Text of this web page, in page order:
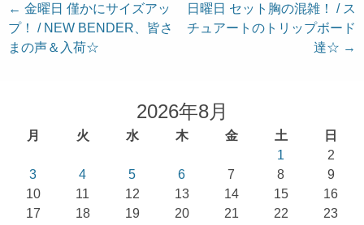
投
稿
ナ
← 金曜日 僅かにサイズアッ
プ！ / NEW BENDER、皆さ
まの声＆入荷☆
日曜日 セット胸の混雑！ / ス
チュアートのトリップボード
達☆ →
2026年8月
月 火 水 木 金 土
日
1
2
3
4 5 6 7 8
9
10
11 12 13 14 15
16
17
18 19 20 21 22
23